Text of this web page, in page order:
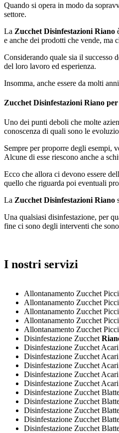
Quando si opera in modo da
settore.
La Zucchet Disinfestazioni Riano
e anche dei prodotti che vende, ma
Considerando quale sia il successo
del loro lavoro ed esperienza.
Insomma, anche essere da molti
Zucchet Disinfestazioni Riano
Uno dei punti deboli che molte
conoscenza di quali sono le
Sempre per proporre degli esempi,
Alcune di esse riescono anche a
Ecco che allora ci devono essere
quello che riguarda poi eventuali
La Zucchet Disinfestazioni Riano
Una qualsiasi disinfestazione, per
fine ci sono degli interventi che
I nostri servizi
Allontanamento Zucchet
Allontanamento Zucchet
Allontanamento Zucchet
Allontanamento Zucchet
Allontanamento Zucchet
Disinfestazione Zucchet
Disinfestazione Zucchet Acari
Disinfestazione Zucchet
Disinfestazione Zucchet
Disinfestazione Zucchet
Disinfestazione Zucchet
Disinfestazione Zucchet
Disinfestazione Zucchet
Disinfestazione Zucchet
Disinfestazione Zucchet
Disinfestazione Zucchet